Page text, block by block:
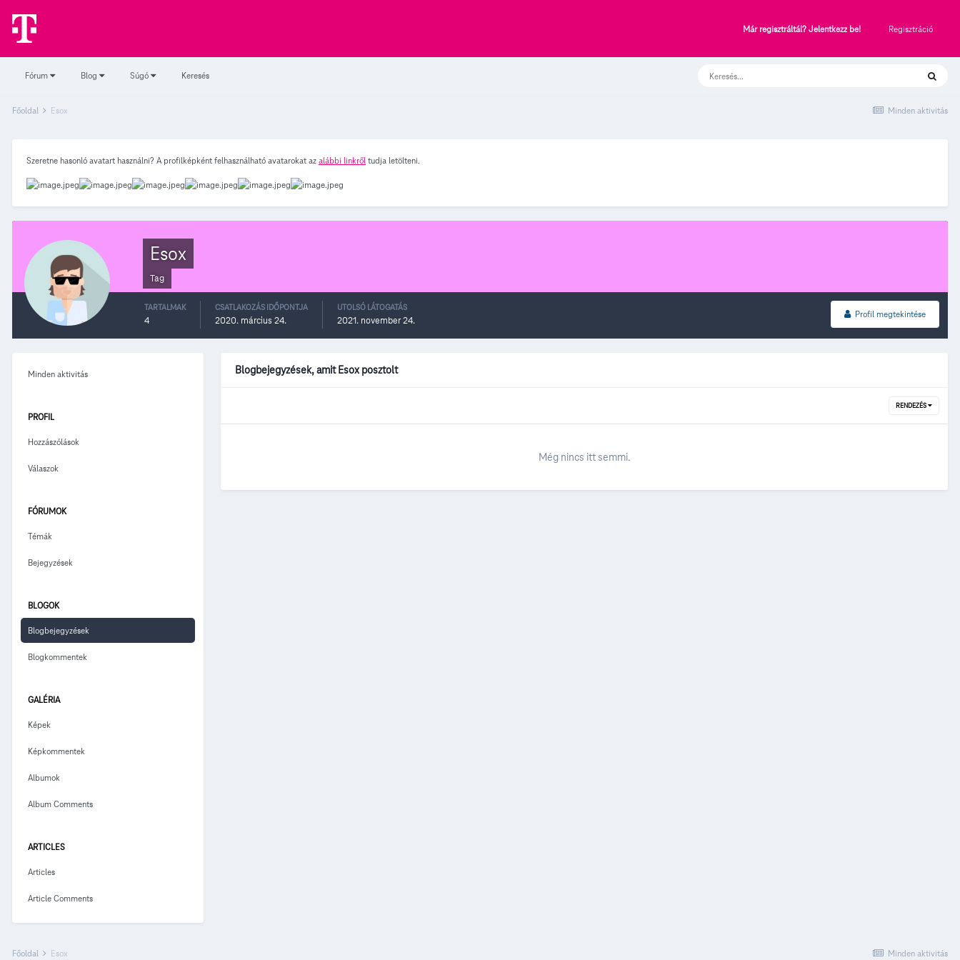
Már regisztráltál? Jelentkezz be! Regisztráció
Fórum Blog Súgó Keresés
Minden aktivitás
Főoldal Esox
Szeretne hasonló avatart használni? A profilképként felhasználható avatarokat az alábbi linkről tudja letölteni.
Esox
Tag
Profil megtekintése
TARTALMAK
4
CSATLAKOZÁS IDŐPONTJA
2020. március 24.
UTOLSÓ LÁTOGATÁS
2021. november 24.
Minden aktivitás
PROFIL
Hozzászólások
Válaszok
FÓRUMOK
Témák
Bejegyzések
BLOGOK
Blogbejegyzések
Blogkommentek
GALÉRIA
Képek
Képkommentek
Albumok
Album Comments
ARTICLES
Articles
Article Comments
Blogbejegyzések, amit Esox posztolt
RENDEZÉS
Még nincs itt semmi.
Minden aktivitás
Főoldal Esox